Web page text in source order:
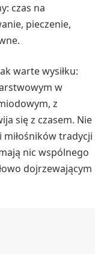
czas na
pieczenie,
warte wysiłku:
w
z
się z czasem. Nie
tradycji
nic wspólnego
dojrzewającym